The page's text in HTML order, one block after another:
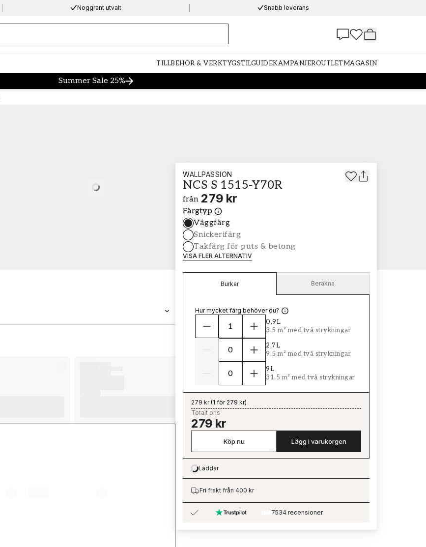
Noggrant utvalt Snabb leverans
TILLBEHÖR & VERKTYGSTILGUIDEKAMPANJEROUTLETMAGASIN
Summer Sale 25%
Loading…
WALLPASSION
NCS S 1515-Y70R
från 279 kr
Färgtyp
Väggfärg
Snickerifärg
Takfärg för puts & betong
VISA FLER ALTERNATIV
Burkar Beräkna
Hur mycket färg behöver du?
0,9L
3.5 m² med två strykningar
2,7L
9.5 m² med två strykningar
9L
31.5 m² med två strykningar
279 kr(1 för 279 kr)
Totalt pris
279 kr
Köp nu Lägg i varukorgen
Loading…
Laddar
Fri frakt från 400 kr
7534 recensioner